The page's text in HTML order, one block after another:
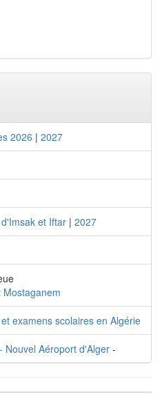
2026 | 2027
et Iftar | 2027
Mostaganem
examens scolaires en Algérie
Nouvel Aéroport d'Alger -